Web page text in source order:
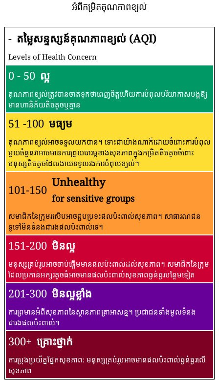
អំពីកម្រិតគុណភាពខ្យល់
- តម្លៃសន្ទស្សន៍គុណភាពខ្យល់ (AQI)
Levels of Health Concern
0 - 50 ល្អ
គុណភាពខ្យល់ត្រូវបានចាត់ទុកថាពេញចិត្តហើយការបំពុលបរិយាកាសបង្កឱ្យ
មានហានិភ័យតិចតួចឬគ្មាន
51 -100 មធ្យម
គុណភាពខ្យល់អាចទទួលយកបាន។ ទោះជាយ៉ាងណាក៏ដោយចំពោះការបំពុល
មួយចំនួនវាអាចមានការព្រួយបារម្ភខាងសុខភាពក្នុងកម្រិតតិចតួចចំពោះ
មនុស្សតិចតួចដែលងាយទទួលរងការបំពុលខ្យល់។
101-150
Unhealthy
for sensitive groups
សមាជិកនៃក្រុមរសើបអាចជួបប្រទះផលប៉ះពាល់សុខភាព។ សាធារណជន​
ទូទៅ​មិន​ទំនង​ជា​រង​ផល​ប៉ះពាល់​ទេ។
151-200 មិនល្អ
មនុស្សគ្រប់រូបអាចចាប់ផ្តើមមានផលប៉ះពាល់ដល់សុខភាព។ សមាជិកនៃក្រុម
ដែលប្រកាន់អក្សរតូចធំអាចមានផលប៉ះពាល់សុខភាពធ្ងន់ធ្ងរបន្ថែមទៀត
201-300 មិនល្អខ្លាំង
ការព្រមានអំពីសុខភាពនៃស្ថានភាពគ្រាអាសន្ន។ ប្រជាជនទាំងមូលទំនង
ជារងផលប៉ះពាល់។
300+ គ្រោះថ្នាក់
ការប្រុងប្រយ័ត្នផ្នែកសុខភាព: មនុស្សគ្រប់រូបអាចមានផលប៉ះពាល់ធ្ងន់ធ្ងរលើ
សុខភាព